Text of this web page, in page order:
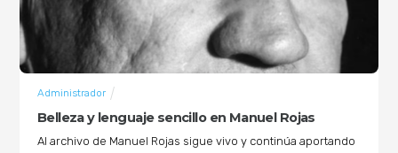
Belleza y lenguaje sencillo en Manuel Rojas
Administrador
Al archivo de Manuel Rojas sigue vivo y continúa aportando